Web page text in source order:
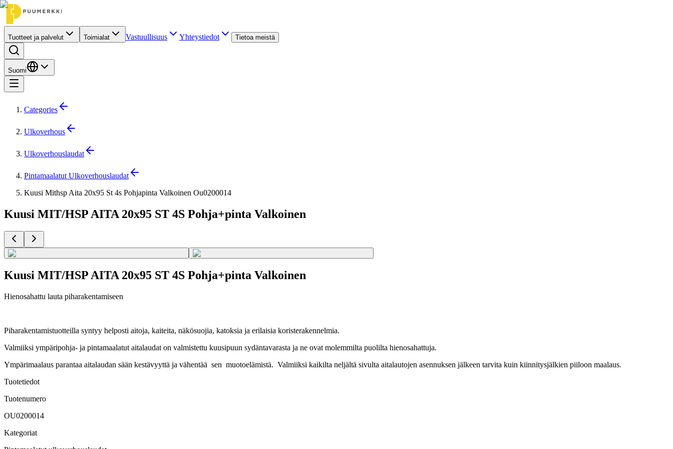
Tuotteet ja palvelut Toimialat Vastuullisuus Yhteystiedot Tietoa meistä
Suomi
Categories
Ulkoverhous
Ulkoverhouslaudat
Pintamaalatut Ulkoverhouslaudat
Kuusi Mithsp Aita 20x95 St 4s Pohjapinta Valkoinen Ou0200014
Kuusi MIT/HSP AITA 20x95 ST 4S Pohja+pinta Valkoinen
Kuusi MIT/HSP AITA 20x95 ST 4S Pohja+pinta Valkoinen
Hienosahattu lauta piharakentamiseen
Piharakentamistuotteilla syntyy helposti aitoja, kaiteita, näkösuojia, katoksia ja erilaisia koristerakennelmia.
Valmiiksi ympäripohja- ja pintamaalatut aitalaudat on valmistettu kuusipuun sydäntavarasta ja ne ovat molemmilta puolilta hienosahattuja.
Ympärimaalaus parantaa aitalaudan sään kestävyyttä ja vähentää sen muotoelämistä. Valmiiksi kaikilta neljältä sivulta aitalautojen asennuksen jälkeen tarvita kuin kiinnitysjälkien piiloon maalaus.
Tuotetiedot
Tuotenumero
OU0200014
Kategoriat